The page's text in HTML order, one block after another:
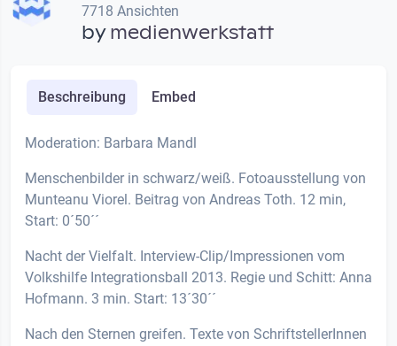
7718 Ansichten
bymedienwerkstatt
Beschreibung Embed
Moderation: Barbara Mandl
Menschenbilder in schwarz/weiß. Fotoausstellung von
Munteanu Viorel. Beitrag von Andreas Toth. 12 min,
Start: 0´50´´
Nacht der Vielfalt. Interview-Clip/Impressionen vom
Volkshilfe Integrationsball 2013. Regie und Schitt: Anna
Hofmann. 3 min. Start: 13´30´´
Nach den Sternen greifen. Texte von SchriftstellerInnen